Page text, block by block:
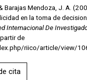
Barajas Mendoza, J. A.
en la toma de
Internacional De
de
riico/article/view/
cita